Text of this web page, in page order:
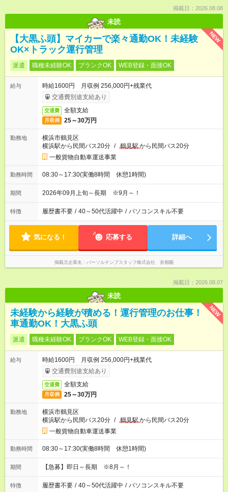
掲載日：2026.08.08
未読
NEW
【大黒ふ頭】マイカーで楽々通勤OK！未経験
OK×トラック運行管理
派遣 職種未経験OK ブランクOK WEB登録・面接OK
給与
時給1600円 月収例 256,000円+残業代
交通費別途支給あり
交通費 全額支給
月収例 25～30万円
勤務地
横浜市鶴見区
横浜駅から民間バス20分 / 鶴見駅から民間バス20分
一般貨物自動車運送事業
勤務時間 08:30～17:30(実働8時間 休憩1時間)
期間 2026年09月上旬～長期 ※9月～！
特徴 履歴書不要 / 40～50代活躍中 / パソコンスキル不要
気になる！ 応募する 詳細へ
掲載元企業名 パーソルテンプスタッフ株式会社 首都圏
掲載日：2026.08.07
未読
NEW
未経験から経験が積める！運行管理のお仕事！
車通勤OK！大黒ふ頭
派遣 職種未経験OK ブランクOK WEB登録・面接OK
給与
時給1600円 月収例 256,000円+残業代
交通費別途支給あり
交通費 全額支給
月収例 25～30万円
勤務地
横浜市鶴見区
横浜駅から民間バス20分 / 鶴見駅から民間バス20分
一般貨物自動車運送事業
勤務時間 08:30～17:30(実働8時間 休憩1時間)
期間 【急募】即日～長期 ※8月～！
特徴 履歴書不要 / 40～50代活躍中 / パソコンスキル不要